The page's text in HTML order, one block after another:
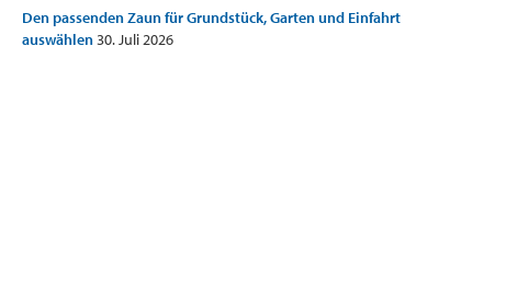
Den passenden Zaun für Grundstück, Garten und Einfahrt
auswählen30. Juli 2026